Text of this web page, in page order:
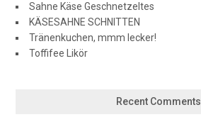
Sahne Käse Geschnetzeltes
KÄSESAHNE SCHNITTEN
Tränenkuchen, mmm lecker!
Toffifee Likör
Recent Comments